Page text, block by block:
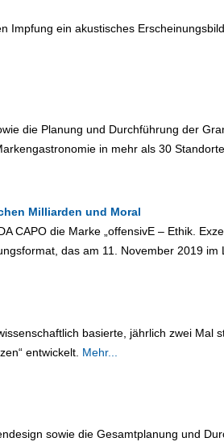
Impfung ein akustisches Erscheinungsbild.
die Planung und Durchführung der
in mehr als 30
Milliarden und Moral
CAPO die Marke „offensivE – Ethik.
das am 11. November 2019 im
basierte, jährlich zwei Mal
entwickelt. Mehr...
sowie die Gesamtplanung und